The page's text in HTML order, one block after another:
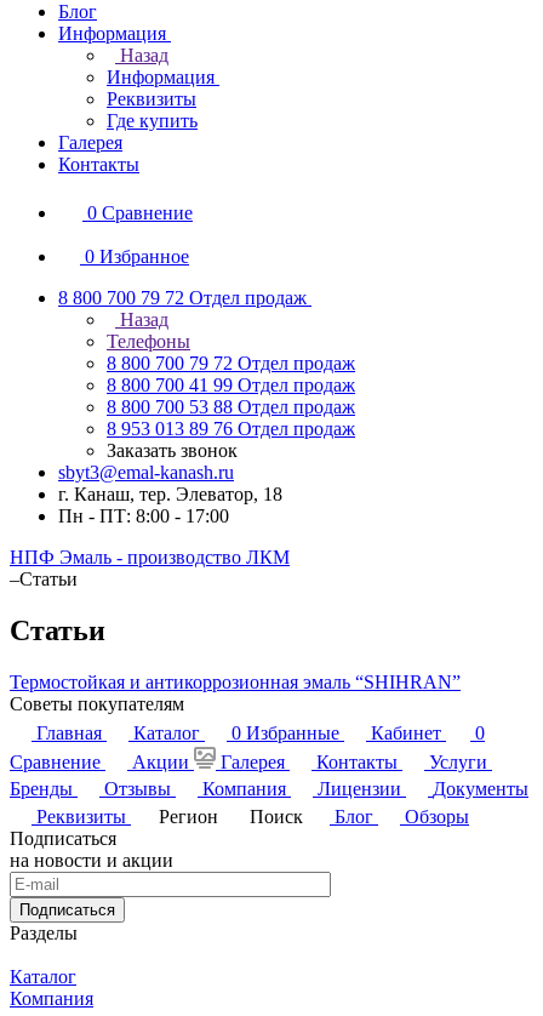
Блог
Информация
Назад
Информация
Реквизиты
Где купить
Галерея
Контакты
0 Сравнение
0 Избранное
8 800 700 79 72 Отдел продаж
Назад
Телефоны
8 800 700 79 72 Отдел продаж
8 800 700 41 99 Отдел продаж
8 800 700 53 88 Отдел продаж
8 953 013 89 76 Отдел продаж
Заказать звонок
sbyt3@emal-kanash.ru
г. Канаш, тер. Элеватор, 18
Пн - ПТ: 8:00 - 17:00
НПФ Эмаль - производство ЛКМ
–Статьи
Статьи
Термостойкая и антикоррозионная эмаль “SHIHRAN”
Советы покупателям
Главная
Каталог 0 Избранные Кабинет
0
Сравнение
Акции Галерея Контакты
Услуги
Бренды
Отзывы Компания Лицензии
Документы
Реквизиты
Регион Поиск Блог
Обзоры
Подписаться
на новости и акции
Подписаться
Разделы
Каталог
Компания